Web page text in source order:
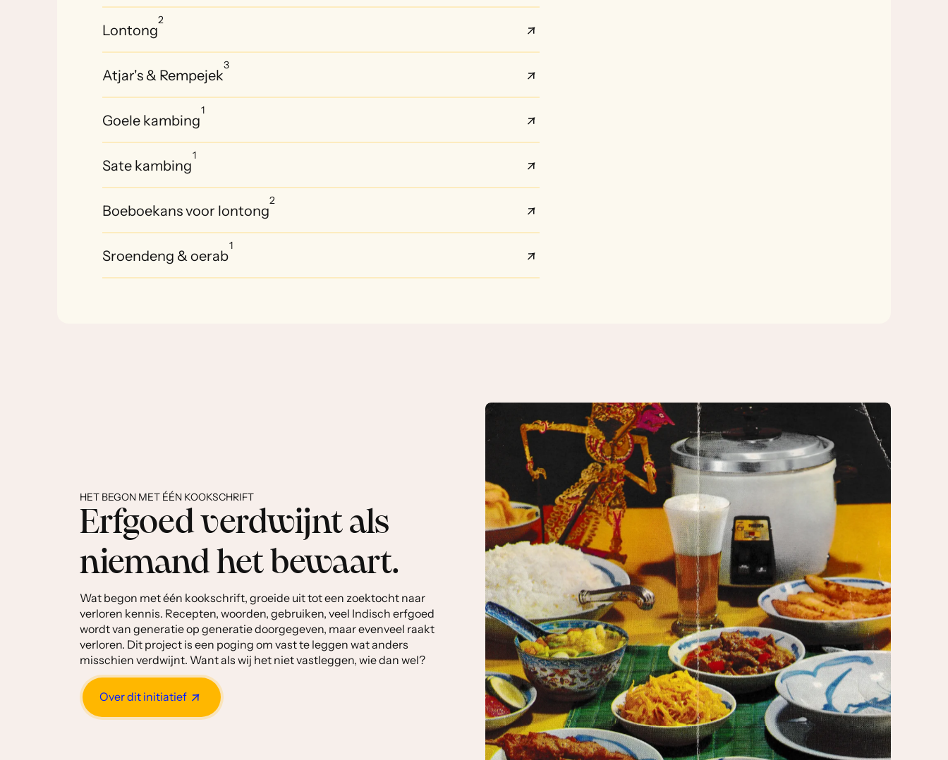
Lontong
2
Atjar's & Rempejek
3
Goele kambing
1
Sate kambing
1
Boeboekans voor lontong
2
Sroendeng & oerab
1
HET BEGON MET ÉÉN KOOKSCHRIFT
Erfgoed verdwijnt als
niemand het bewaart.
Wat begon met één kookschrift, groeide uit tot een zoektocht naar
verloren kennis. Recepten, woorden, gebruiken, veel Indisch erfgoed
wordt van generatie op generatie doorgegeven, maar evenveel raakt
verloren. Dit project is een poging om vast te leggen wat anders
misschien verdwijnt. Want als wij het niet vastleggen, wie dan wel?
Over dit initiatief